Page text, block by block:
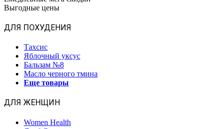
Выгодные цены
ДЛЯ ПОХУДЕНИЯ
Тахсис
Яблочный уксус
Бальзам №8
Масло черного тмина
Еще товары
ДЛЯ ЖЕНЩИН
Women Health